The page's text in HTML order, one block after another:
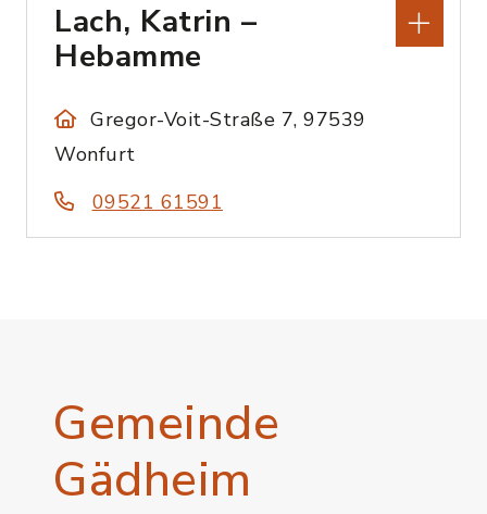
Lach, Katrin –
Hebamme
Gregor-Voit-Straße 7, 97539
Wonfurt
09521 61591
Gemeinde
Gädheim